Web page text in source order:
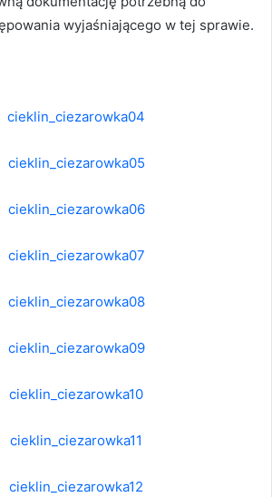
wyjaśniającego w tej sprawie.